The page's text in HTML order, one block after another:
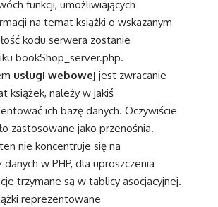
funkcji, umożliwiających
na temat książki o wskazanym
kodu serwera zostanie
bookShop_server.php.
usługi webowej jest zwracanie
książek, należy w jakiś
ich bazę danych. Oczywiście
zastosowane jako przenośnia.
nie koncentruje się na
w PHP, dla uproszczenia
trzymane są w tablicy asocjacyjnej.
reprezentowane